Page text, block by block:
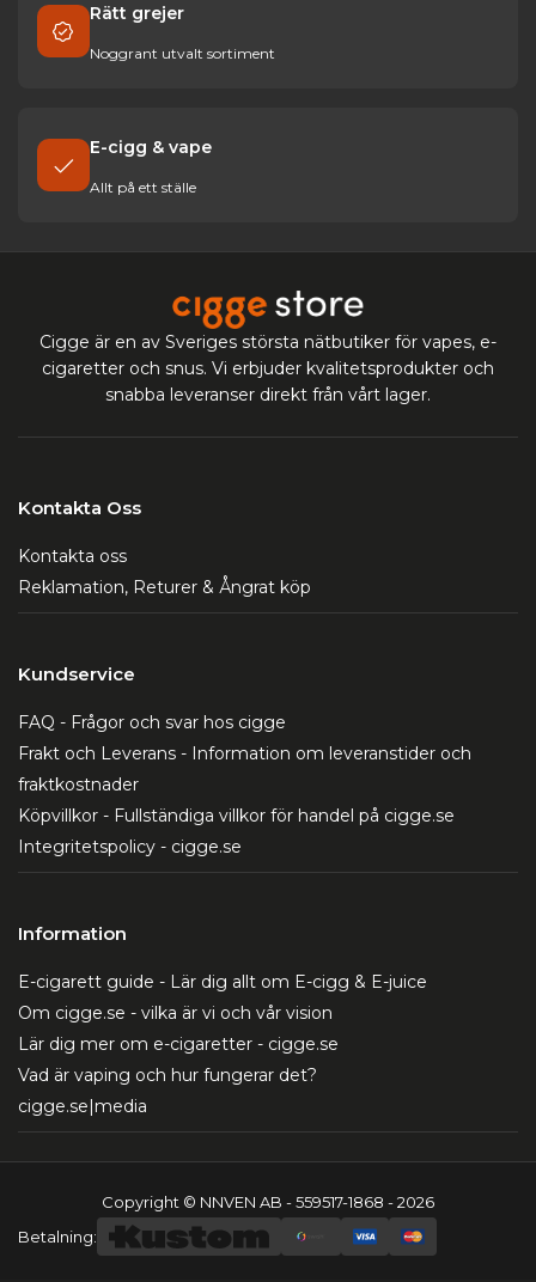
Rätt grejer
Noggrant utvalt sortiment
E-cigg & vape
Allt på ett ställe
Cigge är en av Sveriges största nätbutiker för vapes, e-
cigaretter och snus. Vi erbjuder kvalitetsprodukter och
snabba leveranser direkt från vårt lager.
Kontakta Oss
Kontakta oss
Reklamation, Returer & Ångrat köp
Kundservice
FAQ - Frågor och svar hos cigge
Frakt och Leverans - Information om leveranstider och
fraktkostnader
Köpvillkor - Fullständiga villkor för handel på cigge.se
Integritetspolicy - cigge.se
Information
E-cigarett guide - Lär dig allt om E-cigg & E-juice
Om cigge.se - vilka är vi och vår vision
Lär dig mer om e-cigaretter - cigge.se
Vad är vaping och hur fungerar det?
cigge.se|media
Copyright © NNVEN AB - 559517-1868 - 2026
Betalning: